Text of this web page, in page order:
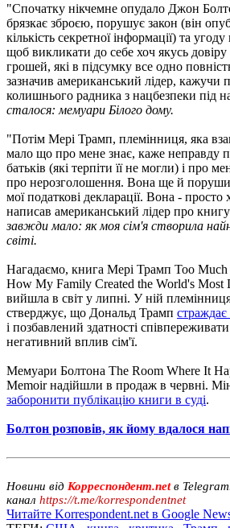
"Спочатку нікчемне опудало Джон
брязкає зброєю, порушує закон (він
кількість секретної інформації) та
щоб викликати до себе хоч якусь довіру
грошей, які в підсумку все одно
зазначив американський лідер, кажучи
колишнього радника з нацбезпеки під
сталося: мемуари Білого дому.
"Потім Мері Трамп, племінниця, яка
мало що про мене знає, каже неправду
батьків (які терпіти її не могли) і про
про нерозголошення. Вона ще й
мої податкові декларації. Вона - просто
написав американський лідер про книгу
завжди мало: як моя сім'я створила
світі.
Нагадаємо, книга Мері Трамп Too
How My Family Created the World's Most
вийшла в світ у липні. У ній
стверджує, що Дональд Трамп страждає
і позбавлений здатності
негативний вплив сім'ї.
Мемуари Болтона The Room Where It
Memoir надійшли в продаж в червні.
заборонити публікацію книги в суді.
Болтон розповів, як йому вдалося
Новини від Корреспондент.netв
канал https://t.me/korrespondentnet
Читайте Korrespondent.net в Google